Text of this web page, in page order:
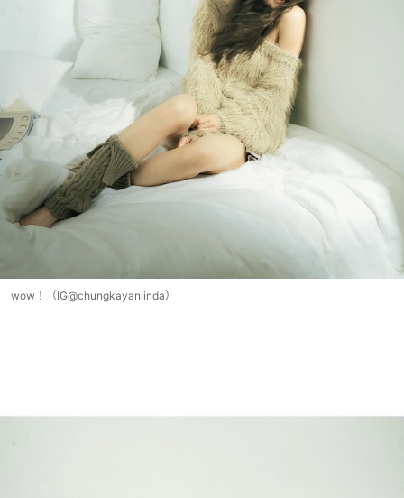
wow！（IG@chungkayanlinda）